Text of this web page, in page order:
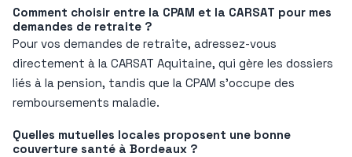
Comment choisir entre la CPAM et la CARSAT pour mes
demandes de retraite ?
Pour vos demandes de retraite, adressez-vous
directement à la CARSAT Aquitaine, qui gère les dossiers
liés à la pension, tandis que la CPAM s’occupe des
remboursements maladie.
Quelles mutuelles locales proposent une bonne
couverture santé à Bordeaux ?